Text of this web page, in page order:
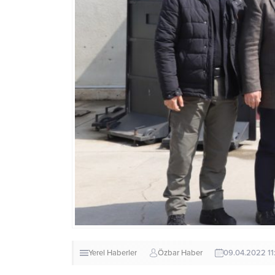
Yerel Haberler Özbar Haber 09.04.2022